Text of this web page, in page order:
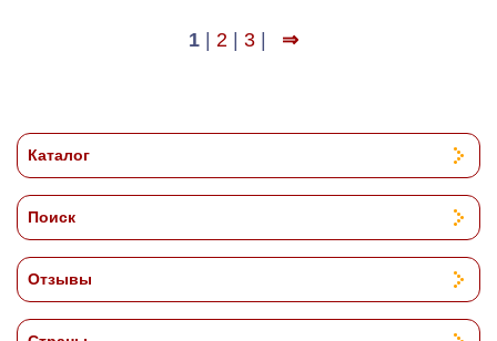
1 | 2 | 3 | ⇒
Каталог
Поиск
Отзывы